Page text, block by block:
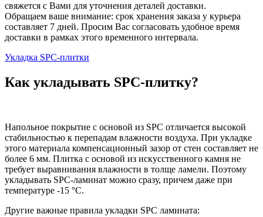
свяжется с Вами для уточнения деталей доставки.
Обращаем ваше внимание: срок хранения заказа у курьера
составляет 7 дней. Просим Вас согласовать удобное время
доставки в рамках этого временного интервала.
Укладка SPC-плитки
Как укладывать SPC-плитку?
Напольное покрытие с основой из SPC отличается высокой
стабильностью к перепадам влажности воздуха. При укладке
этого материала компенсационный зазор от стен составляет не
более 6 мм. Плитка с основой из искусственного камня не
требует выравнивания влажности в толще ламели. Поэтому
укладывать SPC-ламинат можно сразу, причем даже при
температуре -15 °C.
Другие важные правила укладки SPC ламината: